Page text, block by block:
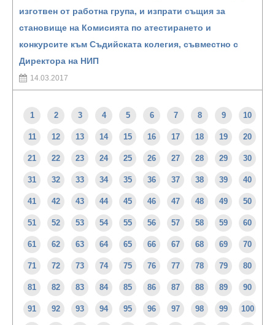
изготвен от работна група, и изпрати същия за
становище на Комисията по атестирането и
конкурсите към Съдийската колегия, съвместно с
Директора на НИП
14.03.2017
1 2 3 4 5 6 7 8 9 10
11 12 13 14 15 16 17 18 19 20
21 22 23 24 25 26 27 28 29 30
31 32 33 34 35 36 37 38 39 40
41 42 43 44 45 46 47 48 49 50
51 52 53 54 55 56 57 58 59 60
61 62 63 64 65 66 67 68 69 70
71 72 73 74 75 76 77 78 79 80
81 82 83 84 85 86 87 88 89 90
91 92 93 94 95 96 97 98 99 100